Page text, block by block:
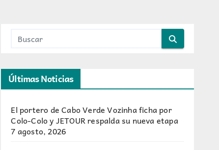
Últimas Noticias
El portero de Cabo Verde Vozinha ficha por
Colo-Colo y JETOUR respalda su nueva etapa
7 agosto, 2026